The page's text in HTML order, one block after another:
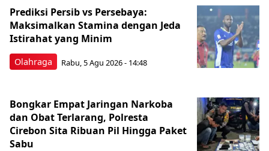
Olahraga
Prediksi Persib vs Persebaya:
Maksimalkan Stamina dengan Jeda
Istirahat yang Minim
Rabu, 5 Agu 2026 - 14:48
Bongkar Empat Jaringan Narkoba
dan Obat Terlarang, Polresta
Cirebon Sita Ribuan Pil Hingga Paket
Sabu